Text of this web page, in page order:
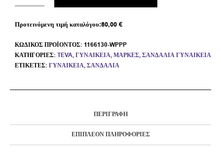
Προτεινόμενη τιμή καταλόγου:80,00€
ΚΩΔΙΚΌΣ ΠΡΟΪΌΝΤΟΣ: 1166130-WPPP
ΚΑΤΗΓΟΡΊΕΣ: TEVA,ΓΥΝΑΙΚΕΊΑ,ΜΆΡΚΕΣ,ΣΑΝΔΆΛΙΑ ΓΥΝΑΙΚΕΊΑ
ΕΤΙΚΈΤΕΣ: ΓΥΝΑΙΚΕΊΑ,ΣΑΝΔΆΛΙΑ
ΠΕΡΙΓΡΑΦΉ
ΕΠΙΠΛΈΟΝ ΠΛΗΡΟΦΟΡΊΕΣ